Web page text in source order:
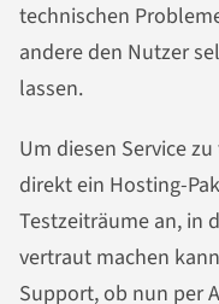
technischen
andere den Nutzer
lassen.
Um diesen Service
direkt ein Hosting-
Testzeiträume an, in
vertraut machen
Support, ob nun per